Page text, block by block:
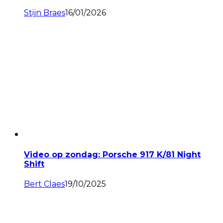
Stijn Braes16/01/2026
Video op zondag: Porsche 917 K/81 Night
Shift
Bert Claes19/10/2025